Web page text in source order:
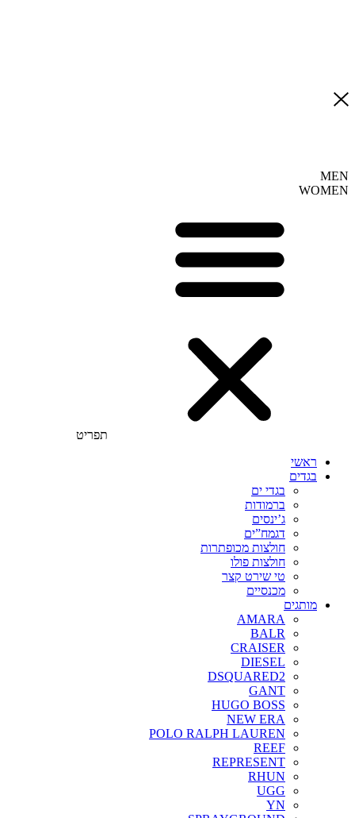
MEN
WOMEN
תפריט
ראשי
בגדים
בגדי ים
ברמודות
ג’ינסים
דגמח”ים
חולצות מכופתרות
חולצות פולו
טי שירט קצר
מכנסיים
מותגים
AMARA
BALR
CRAISER
DIESEL
DSQUARED2
GANT
HUGO BOSS
NEW ERA
POLO RALPH LAUREN
REEF
REPRESENT
RHUN
UGG
YN